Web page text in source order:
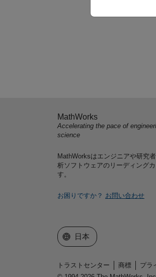
MathWorks
Accelerating the pace of
science
MathWorksはエンジニアや研究
析ソフトウェアのリーディング
す。
お困りですか？ お問い合わせ
Web サイトの選択
日本
トラストセンター 商標 プラ